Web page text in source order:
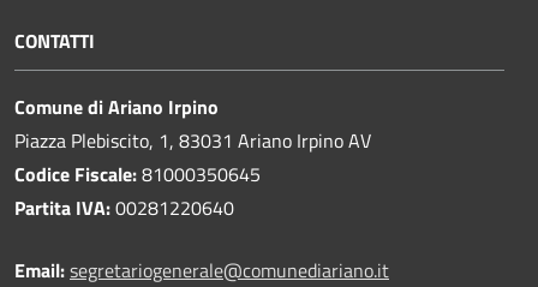
CONTATTI
Comune di Ariano Irpino
Piazza Plebiscito, 1, 83031 Ariano Irpino AV
Codice Fiscale:81000350645
Partita IVA:00281220640
Email:segretariogenerale@comunediariano.it